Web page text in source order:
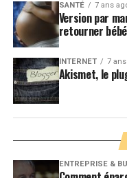
SANTÉ 7 ans
Version par
retourner
INTERNET 7
Akismet, le
ENTREPRISE &